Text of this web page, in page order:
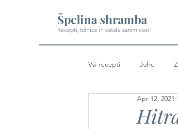
Špelina shramba
Recepti, tržnice in ostale zanimivosti
Vsi recepti Juhe
Apr 12, 2021